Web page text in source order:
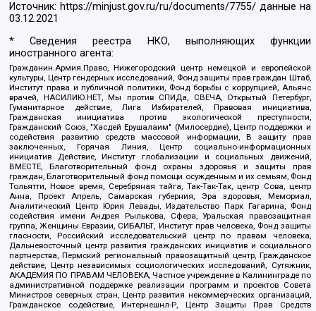
Источник: https://minjust.gov.ru/ru/documents/7755/ данные на
03.12.2021
* Сведения реестра НКО, выполняющих функции
иностранного агента:
Гражданин.Армия.Право, Нижегородский центр немецкой и европейской
культуры, Центр гендерных исследований, Фонд защиты прав граждан Штаб,
Институт права и публичной политики, Фонд борьбы с коррупцией, Альянс
врачей, НАСИЛИЮ.НЕТ, Мы против СПИДа, СВЕЧА, Открытый Петербург,
Гуманитарное действие, Лига Избирателей, Правовая инициатива,
Гражданская инициатива против экологической преступности,
Гражданский Союз, "Хасдей Ерушалаим" (Милосердие), Центр поддержки и
содействия развитию средств массовой информации, В защиту прав
заключенных, Горячая Линия, Центр социально-информационных
инициатив Действие, Институт глобализации и социальных движений,
ВМЕСТЕ, Благотворительный фонд охраны здоровья и защиты прав
граждан, Благотворительный фонд помощи осужденным и их семьям, Фонд
Тольятти, Новое время, Серебряная тайга, Так-Так-Так, центр Сова, центр
Анна, Проект Апрель, Самарская губерния, Эра здоровья, Мемориал,
Аналитический Центр Юрия Левады, Издательство Парк Гагарина, Фонд
содействия имени Андрея Рылькова, Сфера, Уральская правозащитная
группа, Женщины Евразии, СИБАЛЬТ, Институт прав человека, Фонд защиты
гласности, Российский исследовательский центр по правам человека,
Дальневосточный центр развития гражданских инициатив и социального
партнерства, Пермский региональный правозащитный центр, Гражданское
действие, Центр независимых социологических исследований, Сутяжник,
АКАДЕМИЯ ПО ПРАВАМ ЧЕЛОВЕКА, Частное учреждение в Калининграде по
административной поддержке реализации программ и проектов Совета
Министров северных стран, Центр развития некоммерческих организаций,
Гражданское содействие, Интернешнл-Р, Центр Защиты Прав Средств